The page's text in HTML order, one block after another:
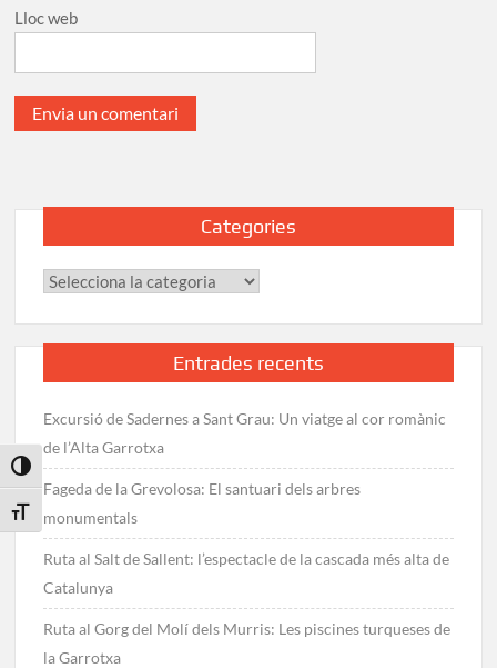
Toggle High Contrast
Toggle Font size
Lloc web
Categories
Categories
Entrades recents
Excursió de Sadernes a Sant Grau: Un viatge al cor romànic
de l’Alta Garrotxa
Fageda de la Grevolosa: El santuari dels arbres
monumentals
Ruta al Salt de Sallent: l’espectacle de la cascada més alta de
Catalunya
Ruta al Gorg del Molí dels Murris: Les piscines turqueses de
la Garrotxa